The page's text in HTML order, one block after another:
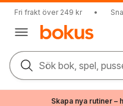
Fri frakt över 249 kr •
Sök bok, spel,
Skapa nya rutiner